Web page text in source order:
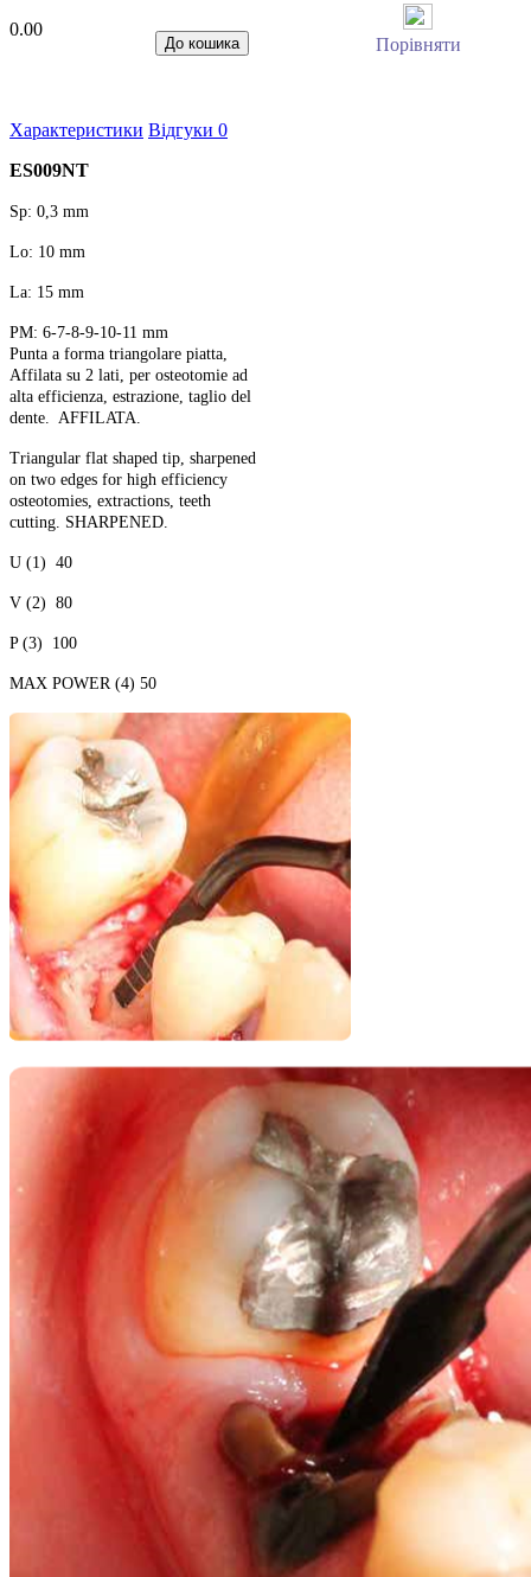
0.00
Порівняти
Характеристики Відгуки 0
ES009NT
Sp: 0,3 mm
Lo: 10 mm
La: 15 mm
PM: 6-7-8-9-10-11 mm
Punta a forma triangolare piatta,
Affilata su 2 lati, per osteotomie ad
alta efficienza, estrazione, taglio del
dente. AFFILATA.
Triangular flat shaped tip, sharpened
on two edges for high efficiency
osteotomies, extractions, teeth
cutting. SHARPENED.
U (1) 40
V (2) 80
P (3) 100
MAX POWER (4) 50